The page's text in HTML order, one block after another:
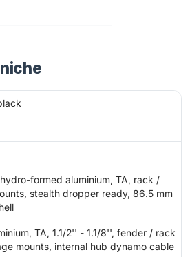
formed aluminium, TA, rack /
stealth dropper ready, 86.5 mm
TA, 1.1/2'' - 1.1/8'', fender / rack
mounts, internal hub dynamo cable